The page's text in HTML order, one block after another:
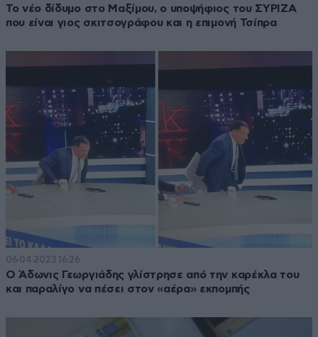
Το νέο δίδυμο στο Μαξίμου, ο υποψήφιος του ΣΥΡΙΖΑ
που είναι γιος σκιτσογράφου και η επιμονή Τσίπρα
06·04·2023 16:26
Ο Άδωνις Γεωργιάδης γλίστρησε από την καρέκλα του
και παραλίγο να πέσει στον «αέρα» εκπομπής